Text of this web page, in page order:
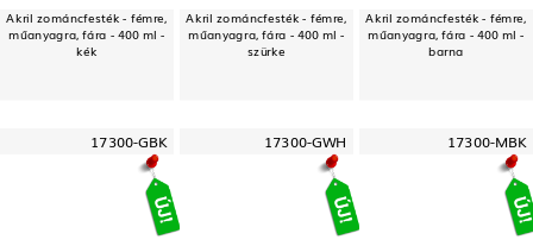
Akril zománcfesték - fémre,
műanyagra, fára - 400 ml -
kék
Akril zománcfesték - fémre,
műanyagra, fára - 400 ml -
szürke
Akril zománcfesték - fémre,
műanyagra, fára - 400 ml -
barna
17300-GBK 17300-GWH 17300-MBK